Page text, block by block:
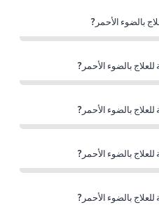
بالضوء الأحمر?
بالضوء الأحمر?
بالضوء الأحمر?
بالضوء الأحمر?
بالضوء الأحمر?